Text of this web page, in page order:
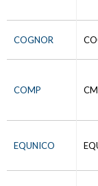
COGNOR
COMP
EQUNICO